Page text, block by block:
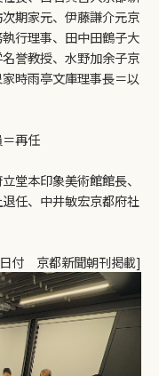
期家元、伊藤謙介元京
行理事、田中田鶴子大
誉教授、水野加余子京
時雨亭文庫理事長＝以
再任
本印象美術館館長、
任、中井敏宏京都府社
付 京都新聞朝刊掲載]